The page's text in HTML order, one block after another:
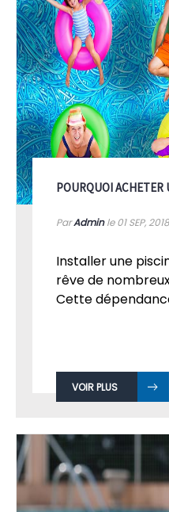
POURQUOI ACHETER
ParAdminle 01SEP, 2018
Installer une
rêve de
Cette
VOIR PLUS